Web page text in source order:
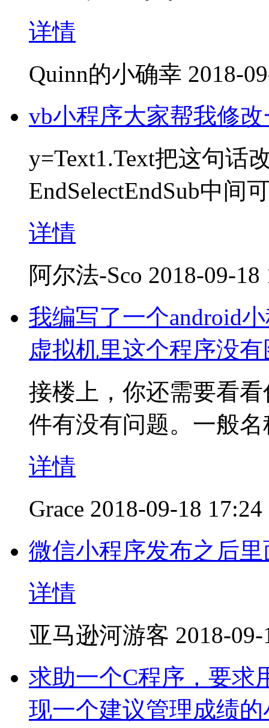
详情
Quinn的小确幸 2018-
vb小程序大家帮我修
y=Text1.Text把这句话
EndSelectEndSub中间
详情
阿尔法-Sco 2018-09-18
我编写了一个android
虚拟机里这个程序没
接楼上，你还需要看
件有没有问题。一般名
详情
Grace 2018-09-18 17:24
微信小程序发布之后
详情
亚马逊河游客 2018-
求助一个C程序，要求
现一个建议管理成绩